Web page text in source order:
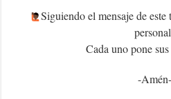
‍Siguiendo el mensaje de
Cada uno pone
-Amén-